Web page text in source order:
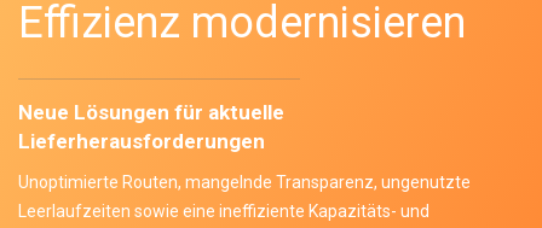
Effizienz modernisieren
Neue Lösungen für aktuelle
Lieferherausforderungen
Unoptimierte Routen, mangelnde Transparenz, ungenutzte
Leerlaufzeiten sowie eine ineffiziente Kapazitäts- und